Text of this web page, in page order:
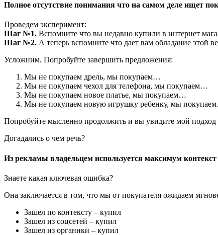
Полное отсутствие понимания что на самом деле ищет
Проведем эксперимент:
Шаг №1. Вспомните что вы недавно купили в интернет
Шаг №2. А теперь вспомните что дает вам обладание этой
Усложним. Попробуйте завершить предложения:
Мы не покупаем дрель, мы покупаем…
Мы не покупаем чехол для телефона, мы покупаем…
Мы не покупаем новое платье, мы покупаем…
Мы не покупаем новую игрушку ребенку, мы
Попробуйте мысленно продолжить и вы увидите мой подход
Догадались о чем речь?
Из рекламы владельцем используется максимум
Знаете какая ключевая ошибка?
Она заключается в том, что мы от покупателя ожидаем
Зашел по контексту – купил
Зашел из соцсетей – купил
Зашел из органики – купил